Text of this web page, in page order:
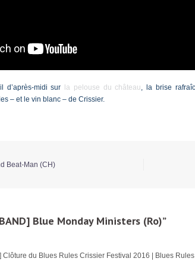
d’après-midi sur la pelouse du château, la brise
– et le vin blanc – de Crissier.
Beat-Man (CH)
Blue Monday Ministers (Ro)”
Clôture du Blues Rules Crissier Festival 2016 | Blues